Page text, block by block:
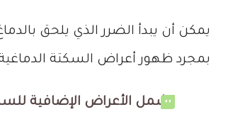
يمكن أن يبدأ الضرر الذي يلحق
بمجرد ظهور أعراض السكتة
تشمل الأعراض الإضافية